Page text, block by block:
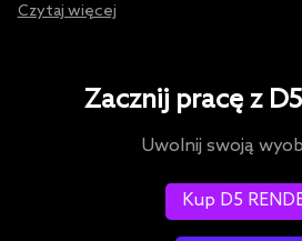
Czytaj więcej
Zacznij pracę z
Uwolnij swoją
Kup D5